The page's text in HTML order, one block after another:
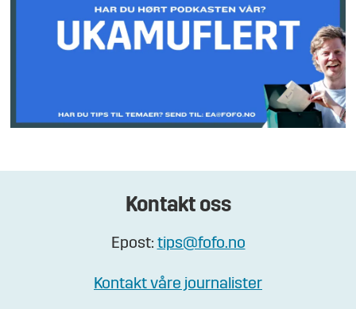
Kontakt oss
Epost: tips@fofo.no
Kontakt våre journalister